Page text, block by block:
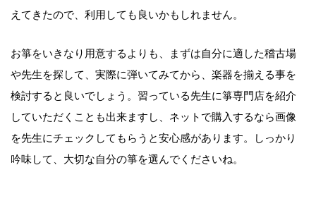
えてきたので、利用しても良いかもしれません。
お箏をいきなり用意するよりも、まずは自分に適した稽古場
や先生を探して、実際に弾いてみてから、楽器を揃える事を
検討すると良いでしょう。習っている先生に箏専門店を紹介
していただくことも出来ますし、ネットで購入するなら画像
を先生にチェックしてもらうと安心感があります。しっかり
吟味して、大切な自分の箏を選んでくださいね。